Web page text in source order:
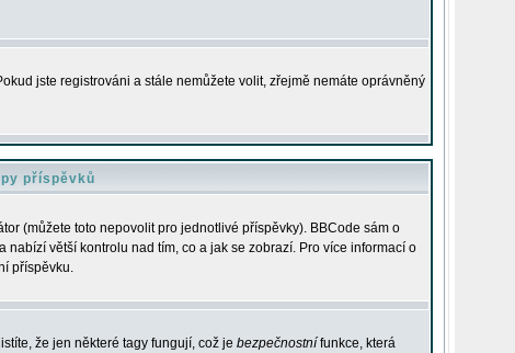
jste registrováni a stále nemůžete volit, zřejmě nemáte oprávněný
příspěvků
(můžete toto nepovolit pro jednotlivé příspěvky). BBCode sám o
větší kontrolu nad tím, co a jak se zobrazí. Pro více informací o
příspěvku.
že jen některé tagy fungují, což je bezpečnostní funkce, která